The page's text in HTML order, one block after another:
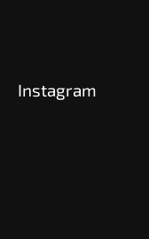
Instagram